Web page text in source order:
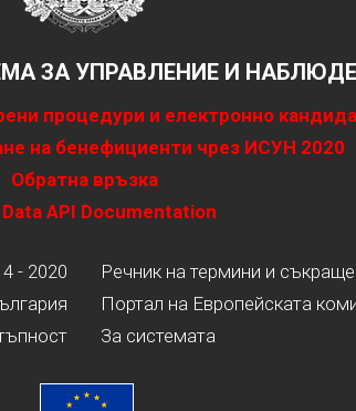
ЗА УПРАВЛЕНИЕ И
процедури и електронно
на бенефициенти чрез ИСУН 2020
Обратна връзка
Data API Documentation
- 2020
Речник на термини и
Портал на Европейската
За системата